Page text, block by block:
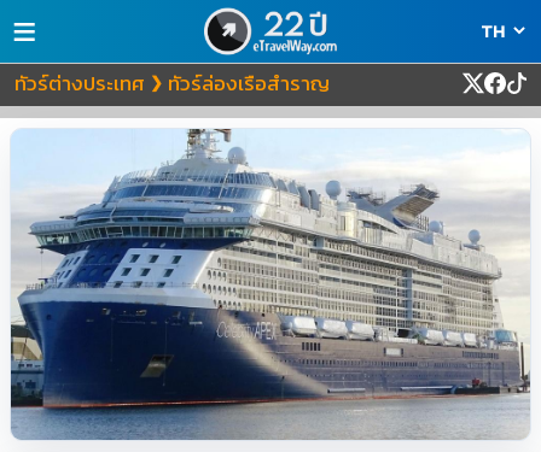
≡
ทัวร์ต่างประเทศ ❯ ทัวร์ล่องเรือสำราญ